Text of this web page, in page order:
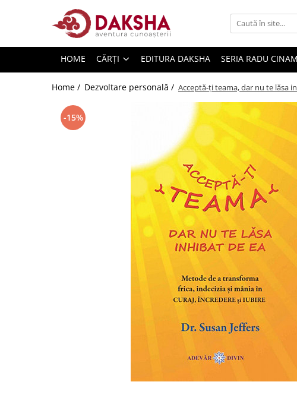
Editura Daksha
Seria Radu Cinamar
Seria David Icke
HOME CĂRȚI EDITURA DAKSHA SERIA RADU
Home / Dezvoltare personală / Acceptă-ţi teama, dar nu te lăsa
-15%